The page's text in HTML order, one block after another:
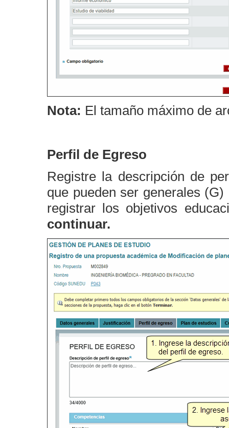
Nota: El tamaño máximo de
Perfil de Egreso
Registre la descripción de
que pueden ser generales
registrar los objetivos
continuar.